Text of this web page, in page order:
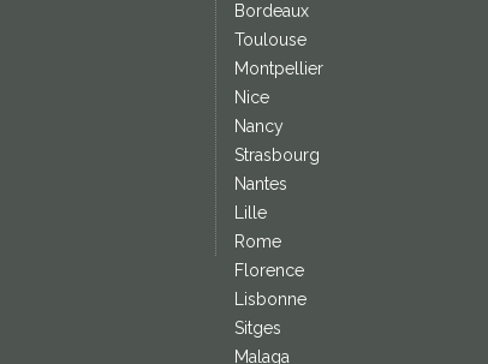
Bordeaux
Toulouse
Montpellier
Nice
Nancy
Strasbourg
Nantes
Lille
Rome
Florence
Lisbonne
Sitges
Malaga